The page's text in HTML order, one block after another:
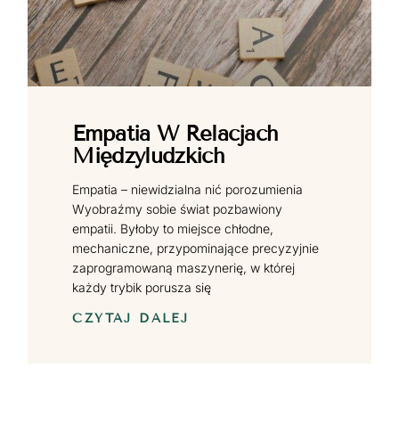
Empatia W Relacjach
Międzyludzkich
Empatia – niewidzialna nić porozumienia
Wyobraźmy sobie świat pozbawiony
empatii. Byłoby to miejsce chłodne,
mechaniczne, przypominające precyzyjnie
zaprogramowaną maszynerię, w której
każdy trybik porusza się
CZYTAJ DALEJ